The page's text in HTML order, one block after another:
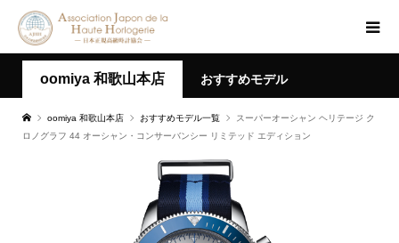
oomiya 和歌山本店 おすすめモデル
oomiya 和歌山本店 おすすめモデル一覧
スーパーオーシャン ヘリテージ ク
ロノグラフ 44 オーシャン・コンサーバンシー リミテッド エディション